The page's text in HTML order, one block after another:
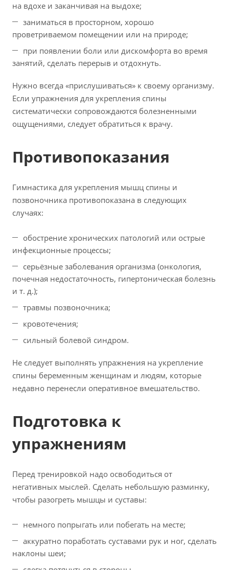
на вдохе и заканчивая на выдохе;
заниматься в просторном, хорошо
проветриваемом помещении или на природе;
при появлении боли или дискомфорта во время
занятий, сделать перерыв и отдохнуть.
Нужно всегда «прислушиваться» к своему организму.
Если упражнения для укрепления спины
систематически сопровождаются болезненными
ощущениями, следует обратиться к врачу.
Противопоказания
Гимнастика для укрепления мышц спины и
позвоночника противопоказана в следующих
случаях:
обострение хронических патологий или острые
инфекционные процессы;
серьёзные заболевания организма (онкология,
почечная недостаточность, гипертоническая болезнь
и т. д.);
травмы позвоночника;
кровотечения;
сильный болевой синдром.
Не следует выполнять упражнения на укрепление
спины беременным женщинам и людям, которые
недавно перенесли оперативное вмешательство.
Подготовка к
упражнениям
Перед тренировкой надо освободиться от
негативных мыслей. Сделать небольшую разминку,
чтобы разогреть мышцы и суставы:
немного попрыгать или побегать на месте;
аккуратно поработать суставами рук и ног, сделать
наклоны шеи;